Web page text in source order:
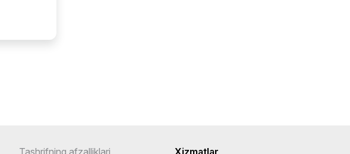
Tashrifning afzalliklari
Xizmatlar